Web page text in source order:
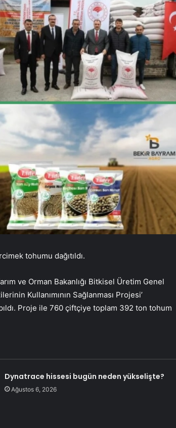
tohumu dağıtıldı.
ve Orman Bakanlığı Bitkisel Üretim Genel
Kullanımının Sağlanması Projesi’
Proje ile 760 çiftçiye toplam 392 ton tohum
Dynatrace hissesi bugün neden yükselişte?
Ağustos 6, 2026